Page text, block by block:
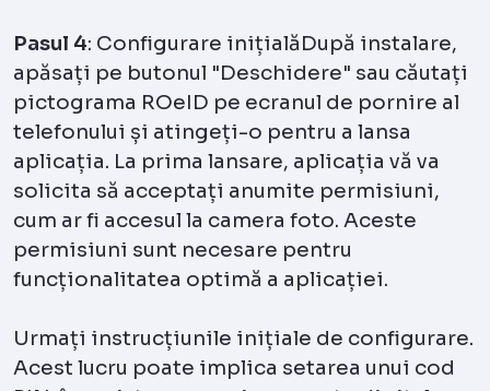
Pasul 4: Configurare inițialăDupă instalare,
apăsați pe butonul "Deschidere" sau căutați
pictograma ROeID pe ecranul de pornire al
telefonului și atingeți-o pentru a lansa
aplicația. La prima lansare, aplicația vă va
solicita să acceptați anumite permisiuni,
cum ar fi accesul la camera foto. Aceste
permisiuni sunt necesare pentru
funcționalitatea optimă a aplicației.
Urmați instrucțiunile inițiale de configurare.
Acest lucru poate implica setarea unui cod